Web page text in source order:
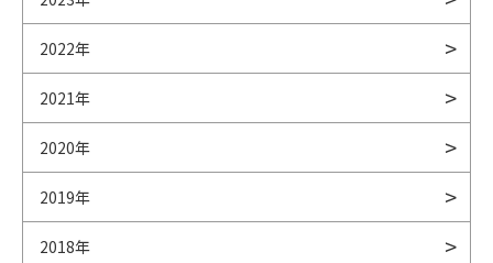
2022年
2021年
2020年
2019年
2018年